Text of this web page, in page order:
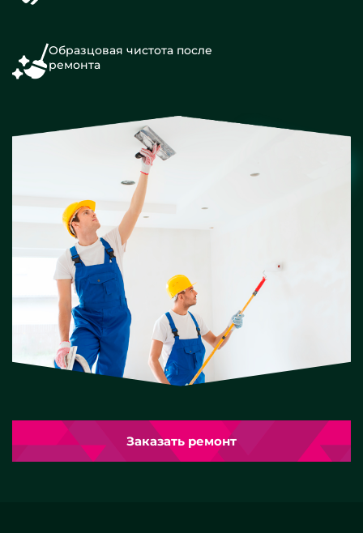
Образцовая чистота после
ремонта
Заказать ремонт